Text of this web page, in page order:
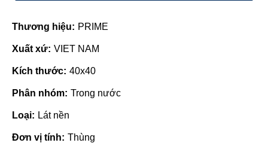
Thương hiệu: PRIME
Xuất xứ: VIET NAM
Kích thước: 40x40
Phân nhóm: Trong nước
Loại: Lát nền
Đơn vị tính: Thùng